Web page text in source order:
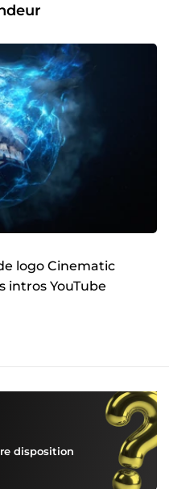
logo Cinematic
intros YouTube
disposition